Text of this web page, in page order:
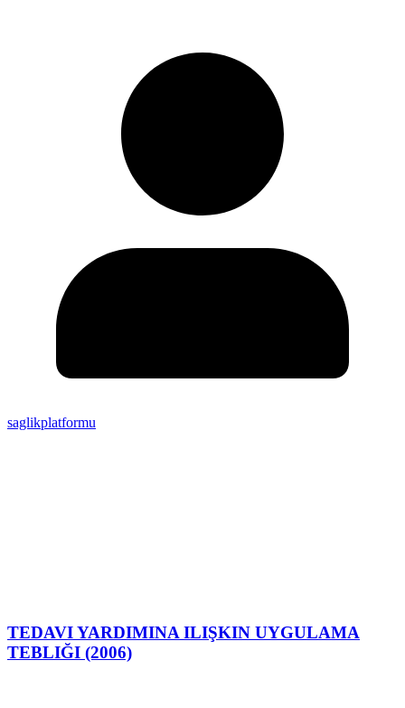
saglikplatformu
TEDAVI YARDIMINA ILIŞKIN UYGULAMA
TEBLIĞI (2006)